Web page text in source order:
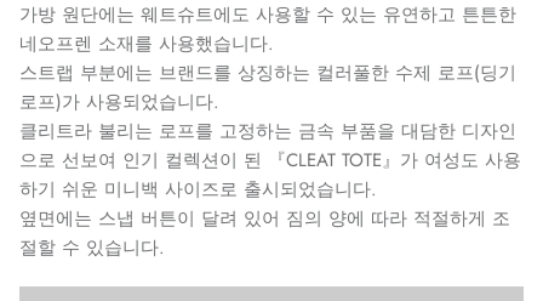
가방 원단에는 웨트슈트에도 사용할 수 있는 유연하고 튼튼한
네오프렌 소재를 사용했습니다.
스트랩 부분에는 브랜드를 상징하는 컬러풀한 수제 로프(딩기
로프)가 사용되었습니다.
클리트라 불리는 로프를 고정하는 금속 부품을 대담한 디자인
으로 선보여 인기 컬렉션이 된 『CLEAT TOTE』가 여성도 사용
하기 쉬운 미니백 사이즈로 출시되었습니다.
옆면에는 스냅 버튼이 달려 있어 짐의 양에 따라 적절하게 조
절할 수 있습니다.